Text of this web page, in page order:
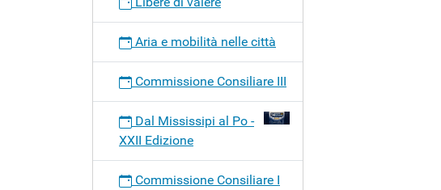
Aria e mobilità nelle città
Commissione Consiliare III
Dal Mississipi al Po -
XXII Edizione
Commissione Consiliare I